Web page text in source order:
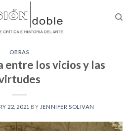
OBRAS
entre los vicios y las
22, 2021 BY JENNIFER SOLIVAN